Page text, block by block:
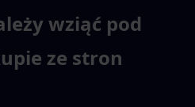
wziąć pod
ze stron